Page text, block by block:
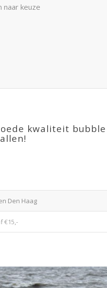
naar keuze
kwaliteit bubble
Den Haag
€15,-